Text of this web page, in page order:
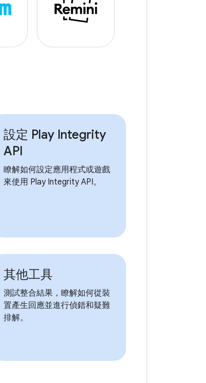
設定 Play Integrity
API
瞭解如何設定應用程式或遊戲
來使用 Play Integrity API。
其他工具
測試整合結果，瞭解如何從裝
置產生回應並進行偵錯和疑難
排解。